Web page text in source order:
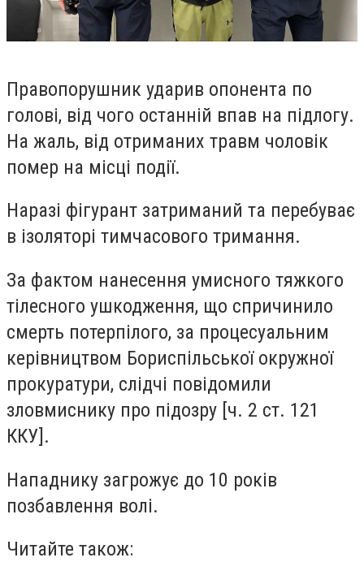
Правопорушник ударив опонента по
голові, від чого останній впав на підлогу.
На жаль, від отриманих травм чоловік
помер на місці події.
Наразі фігурант затриманий та перебуває
в ізоляторі тимчасового тримання.
За фактом нанесення умисного тяжкого
тілесного ушкодження, що спричинило
смерть потерпілого, за процесуальним
керівництвом Бориспільської окружної
прокуратури, слідчі повідомили
зловмиснику про підозру [ч. 2 ст. 121
ККУ].
Нападнику загрожує до 10 років
позбавлення волі.
Читайте також: